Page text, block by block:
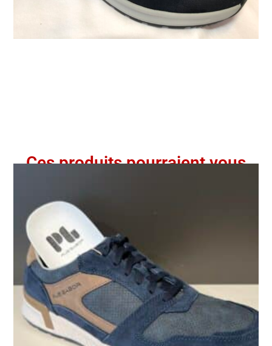
Ces produits pourraient vous